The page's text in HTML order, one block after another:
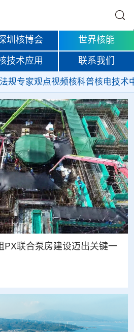
圳核博会 世界核能
技术应用 联系我们
规专家观点视频核科普核电技术
PX联合泵房建设迈出关键一